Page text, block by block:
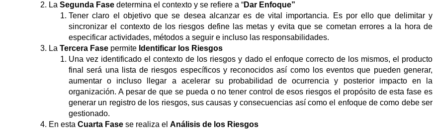
La Segunda Fase determina el contexto y se refiere a “Dar Enfoque”
Tener claro el objetivo que se desea alcanzar es de vital importancia. Es por ello que delimitar y
sincronizar el contexto de los riesgos define las metas y evita que se cometan errores a la hora de
especificar actividades, métodos a seguir e incluso las responsabilidades.
La Tercera Fase permite Identificar los Riesgos
Una vez identificado el contexto de los riesgos y dado el enfoque correcto de los mismos, el producto
final será una lista de riesgos específicos y reconocidos así como los eventos que pueden generar,
aumentar o incluso llegar a acelerar su probabilidad de ocurrencia y posterior impacto en la
organización. A pesar de que se pueda o no tener control de esos riesgos el propósito de esta fase es
generar un registro de los riesgos, sus causas y consecuencias así como el enfoque de como debe ser
gestionado.
En esta Cuarta Fase se realiza el Análisis de los Riesgos